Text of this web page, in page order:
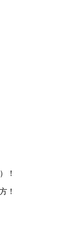
！
！